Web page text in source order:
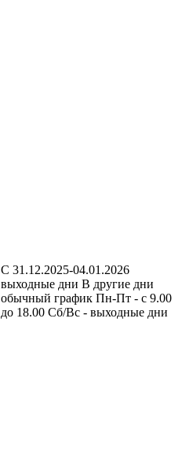
C 31.12.2025-04.01.2026
выходные дни В другие дни
обычный график Пн-Пт - с 9.00
до 18.00 Сб/Вс - выходные дни